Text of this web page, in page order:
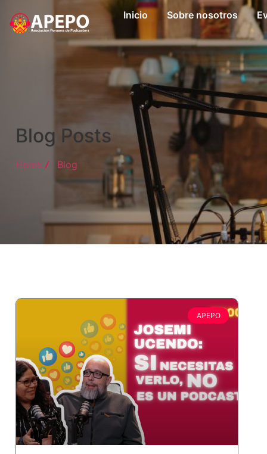
Inicio Sobre nosotros
Blog Posts
Home Blog
APEPO